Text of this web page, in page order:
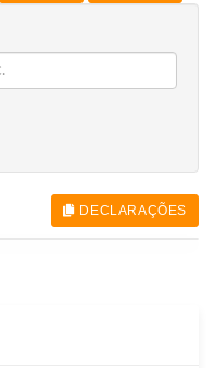
DECLARAÇÕES